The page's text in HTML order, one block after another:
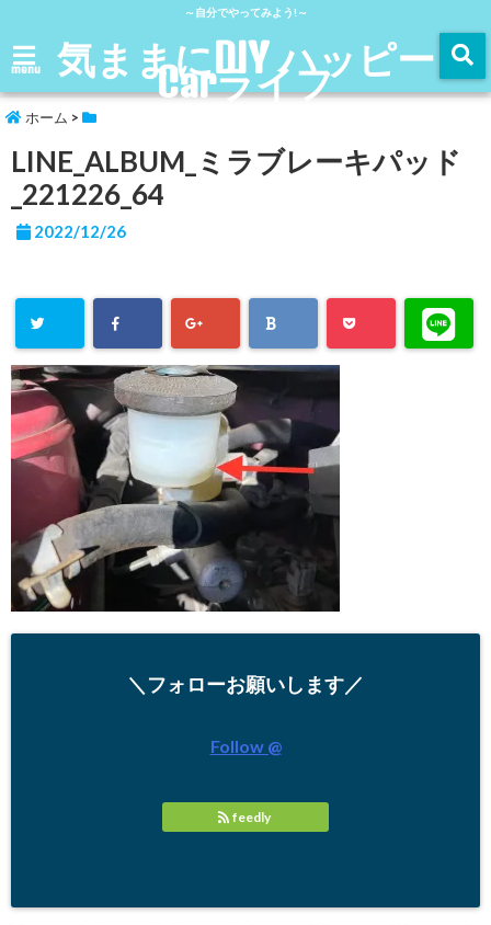
～自分でやってみよう!～
menu 気ままにDIY ハッピー
Carライフ
ホーム >
LINE_ALBUM_ミラブレーキパッド
_221226_64
2022/12/26
＼フォローお願いします／
Follow @
feedly